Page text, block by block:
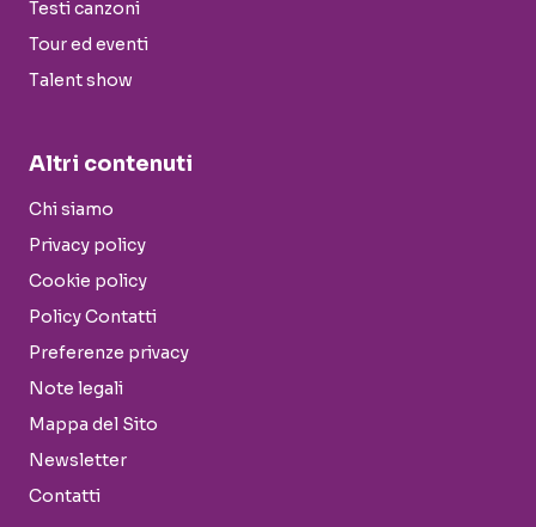
Testi canzoni
Tour ed eventi
Talent show
Altri contenuti
Chi siamo
Privacy policy
Cookie policy
Policy Contatti
Preferenze privacy
Note legali
Mappa del Sito
Newsletter
Contatti